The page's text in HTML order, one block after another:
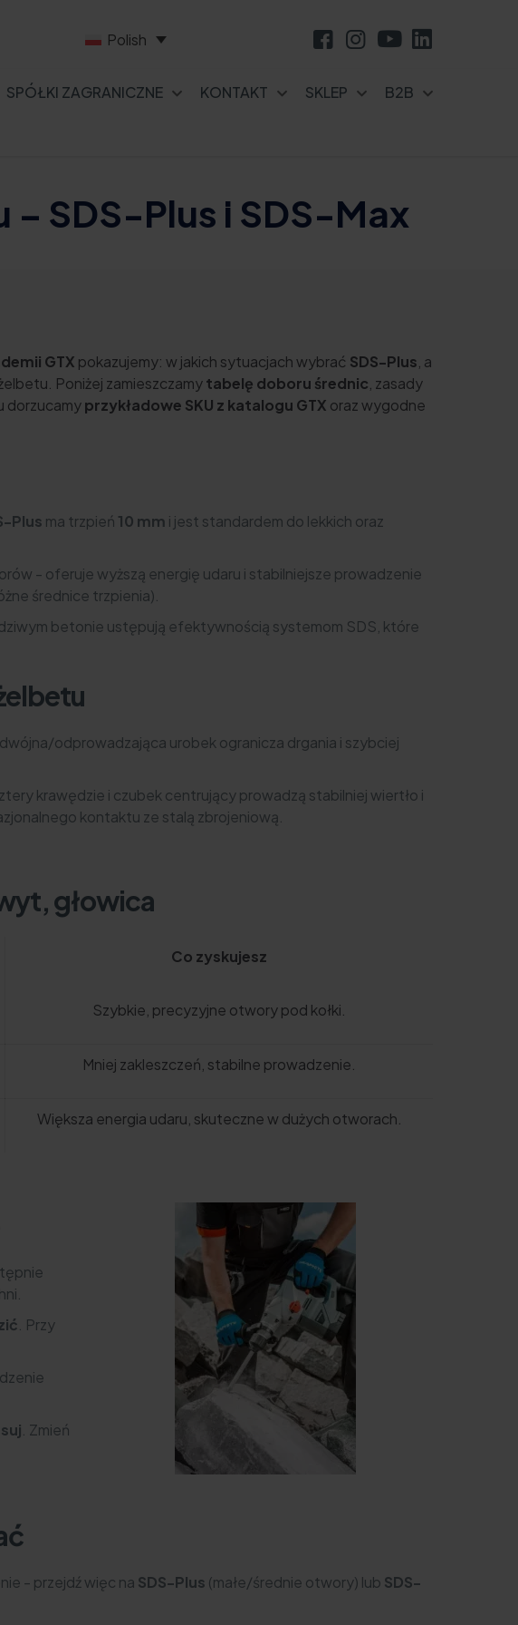
Polish
SPÓŁKI ZAGRANICZNE KONTAKT SKLEP
B2B
SDS-Plus i SDS-Max
GTX pokazujemy: w jakich sytuacjach wybrać SDS-Plus , a
Poniżej zamieszczamytabelę doboru średnic , zasady
dorzucamyprzykładowe SKU z katalogu GTX oraz wygodne
Plus ma trzpień 10 mm i jest standardem do lekkich oraz
- oferuje wyższą energię udaru i stabilniejsze prowadzenie
średnice trzpienia).
betonie ustępują efektywnością systemom SDS, które
odprowadzająca urobek ogranicza drgania i szybciej
krawędzie i czubek centrujący prowadzą stabilniej wiertło i
kontaktu ze stalą zbrojeniową.
głowica
Co zyskujesz
Szybkie, precyzyjne otwory pod kołki.
Mniej zakleszczeń, stabilne prowadzenie.
Większa energia udaru, skuteczne w dużych otworach.
. Przy
. Zmień
- przejdź więc na SDS-Plus (małe/średnie otwory) lub SDS-